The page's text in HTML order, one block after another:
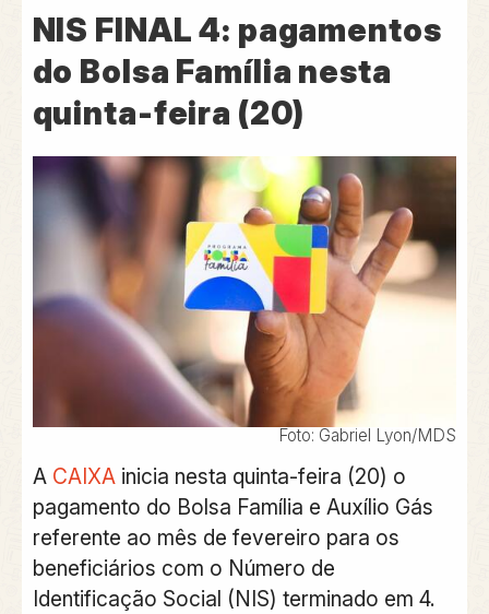
NIS FINAL 4: pagamentos
do Bolsa Família nesta
quinta-feira (20)
Foto: Gabriel Lyon/MDS
A CAIXA inicia nesta quinta-feira (20) o
pagamento do Bolsa Família e Auxílio Gás
referente ao mês de fevereiro para os
beneficiários com o Número de
Identificação Social (NIS) terminado em 4.